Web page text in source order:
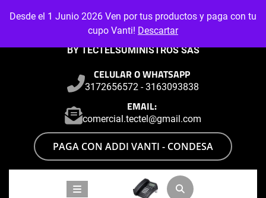
Desde el 1 Junio 2026 Ven por tus productos y paga con tu
cupo Vanti! Descartar
BY TECTELSUMINISTROS SAS
CELULAR O WHATSAPP
3172656572 - 3163093838
EMAIL:
comercial.tectel@gmail.com
PAGA CON ADDI VANTI - CONDESA